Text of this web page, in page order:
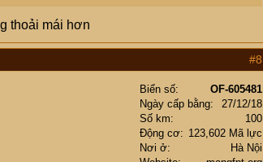
thoải mái hơn
#8
Biển số
OF-605481
Ngày cấp bằng
27/12/18
Số km
100
Động cơ
123,602 Mã lực
Nơi ở
Hà Nội